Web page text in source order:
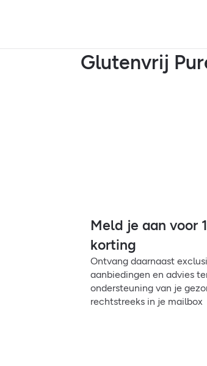
Glutenvrij
Meld je aan voor
korting
Ontvang daarnaast
aanbiedingen en advies
ondersteuning van je
rechtstreeks in je mailbox